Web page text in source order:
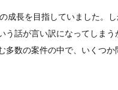
成長を目指していました。
う話が言い訳になってしまう
多数の案件の中で、いくつか